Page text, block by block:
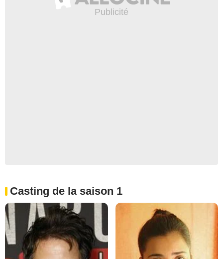
Casting de la saison 1